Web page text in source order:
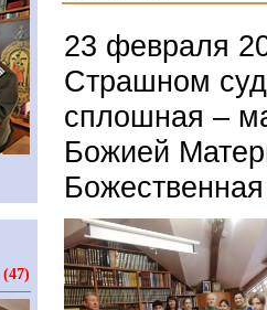
23 февраля
Страшном
сплошная –
Божией
(47)